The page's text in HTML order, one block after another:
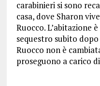
carabinieri si sono
casa, dove Sharon
Ruocco. L’abitazione
sequestro subito
Ruocco non è
proseguono a carico